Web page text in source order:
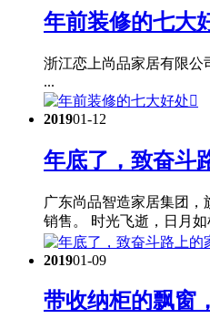
年前装修的七大
浙江恋上尚品家居有限公
...

201901-12
年底了，致奋斗
广东尚品智造家居集团
销售。 时光飞逝，日月
201901-09
带收纳柜的飘窗